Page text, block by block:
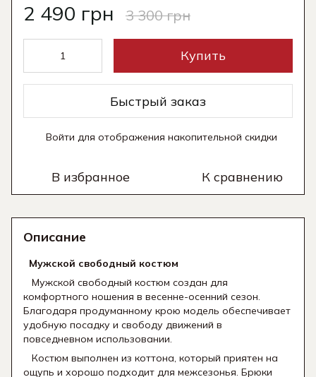
2 490 грн 3 300 грн
Купить
Быстрый заказ
Войти для отображения накопительной скидки
В избранное К сравнению
Описание
Мужской свободный костюм
Мужской свободный костюм создан для
комфортного ношения в весенне-осенний сезон.
Благодаря продуманному крою модель обеспечивает
удобную посадку и свободу движений в
повседневном использовании.
Костюм выполнен из коттона, который приятен на
ощупь и хорошо подходит для межсезонья. Брюки